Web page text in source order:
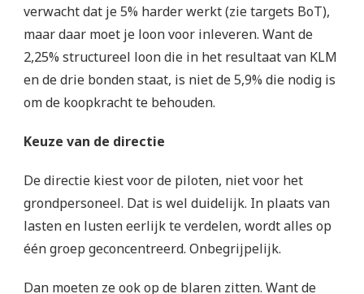
verwacht dat je 5% harder werkt (zie targets BoT),
maar daar moet je loon voor inleveren. Want de
2,25% structureel loon die in het resultaat van KLM
en de drie bonden staat, is niet de 5,9% die nodig is
om de koopkracht te behouden.
Keuze van de directie
De directie kiest voor de piloten, niet voor het
grondpersoneel. Dat is wel duidelijk. In plaats van
lasten en lusten eerlijk te verdelen, wordt alles op
één groep geconcentreerd. Onbegrijpelijk.
Dan moeten ze ook op de blaren zitten. Want de